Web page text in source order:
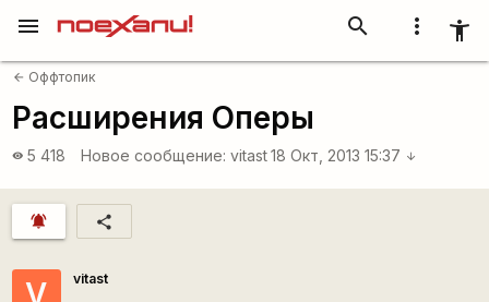
more_vert accessibility_new
search
menu
arrow_back Оффтопик
Расширения Оперы
visibility 5 418 Новое сообщение: vitast 18 Окт, 2013 15:37 arrow_downward
notifications_active share
V vitast